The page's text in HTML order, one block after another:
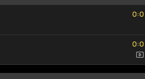
0
0:
0
0
0:0